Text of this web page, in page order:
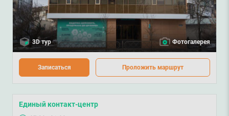
3D тур Фотогалерея
Записаться Проложить маршрут
Единый контакт-центр